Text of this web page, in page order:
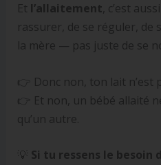
Et l’allaitement , c’est
rassurer, de se réguler, de
la mère — pas juste de se
👉 Donc non, ton lait n’est
👉 Et non, un bébé allaité
qu’un autre.
💡 Si tu ressens le besoin